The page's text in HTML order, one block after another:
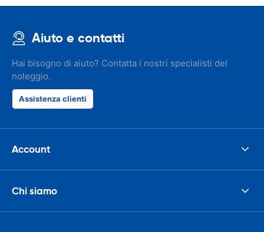
Aiuto e contatti
Hai bisogno di aiuto? Contatta i nostri specialisti del
noleggio.
Assistenza clienti
Account
Chi siamo